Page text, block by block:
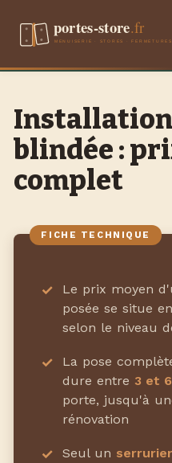
blindée :
complet
Le prix moyen
posée se situe
selon le niveau
La pose
dure entre 3 et
porte, jusqu'à
rénovation
Seul un